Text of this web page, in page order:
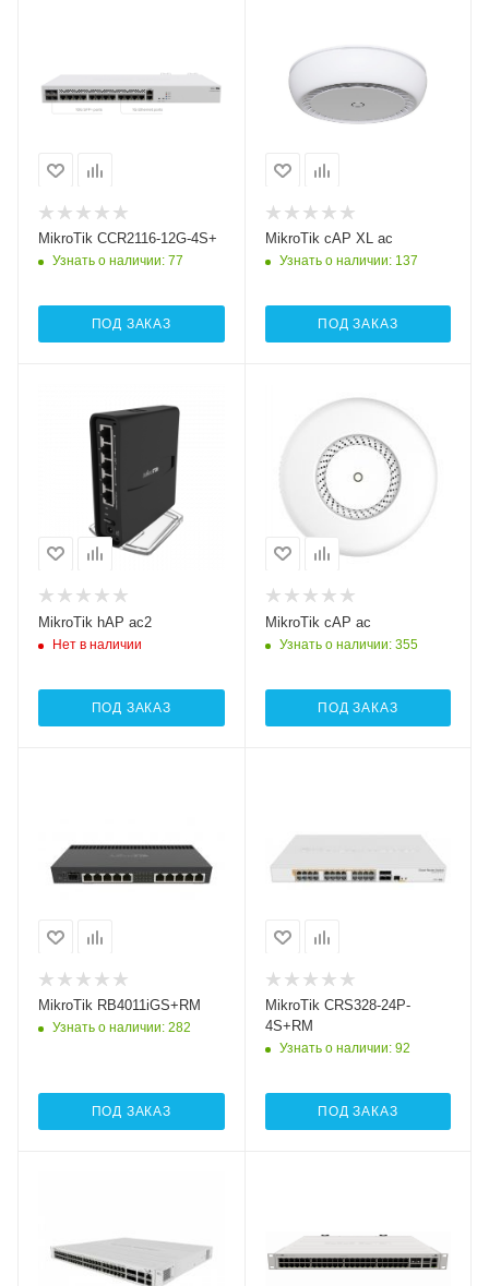
13xGigabit, 4xSFP+
MikroTik CCR2116-12G-4S+
Узнать о наличии: 77
ПОД ЗАКАЗ
интерфейсы
2x10/100/1000 Mbps
Ethernet
802.11a/n/ac
802.11b/g/n
MIMO2x2
MikroTik cAP XL ac
Узнать о наличии: 137
ПОД ЗАКАЗ
оптические
интерфейсы
5xGigabit
Wi-Fi интерфейсы
Два: 5 ГГц
802.11a/n/ac
MIMO2x2 + 2,4 ГГЦ
MIMO2x2
MikroTik hAP ac2
Нет в наличии
ПОД ЗАКАЗ
оптические
интерфейсы
2xGigabitEthernet
Wi-Fi интерфейсы
Два: 5 ГГц
802.11a/n/ac
MIMO2x2 + 2,4 ГГЦ
MIMO2x2
MikroTik cAP ac
Узнать о наличии: 355
ПОД ЗАКАЗ
10xGigabit, 1xSFP+
MikroTik RB4011iGS+RM
Узнать о наличии: 282
ПОД ЗАКАЗ
24xGigabitPoEOut,
4xSFP+
MikroTik CRS328-24P-
4S+RM
Узнать о наличии: 92
ПОД ЗАКАЗ
48xGigabitPoEOut,
4xSFP+, 2QSFP+
48xGigabit Ethernet,
4xSFP+, 2QSFP+